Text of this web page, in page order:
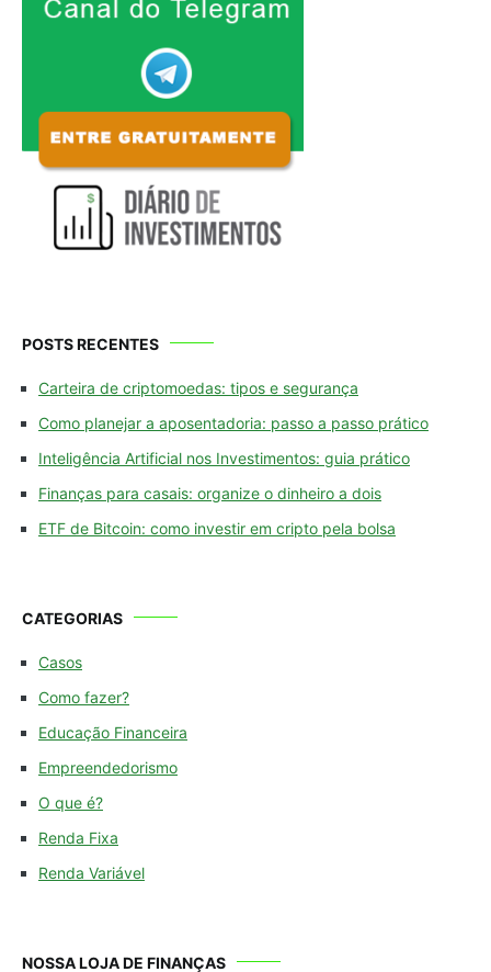
POSTS RECENTES
Carteira de criptomoedas: tipos e segurança
Como planejar a aposentadoria: passo a passo prático
Inteligência Artificial nos Investimentos: guia prático
Finanças para casais: organize o dinheiro a dois
ETF de Bitcoin: como investir em cripto pela bolsa
CATEGORIAS
Casos
Como fazer?
Educação Financeira
Empreendedorismo
O que é?
Renda Fixa
Renda Variável
NOSSA LOJA DE FINANÇAS